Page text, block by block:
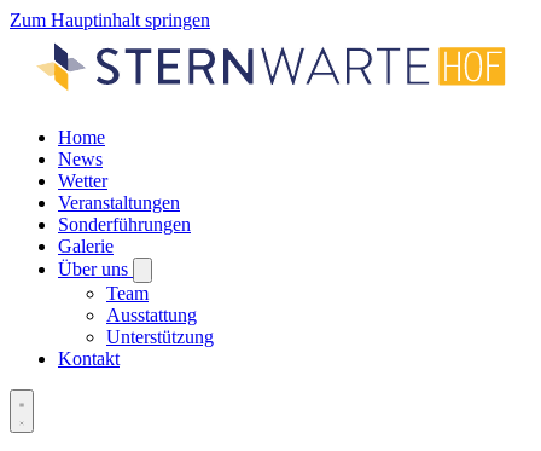
Zum Hauptinhalt springen
Home
News
Wetter
Veranstaltungen
Sonderführungen
Galerie
Über uns
Team
Ausstattung
Unterstützung
Kontakt